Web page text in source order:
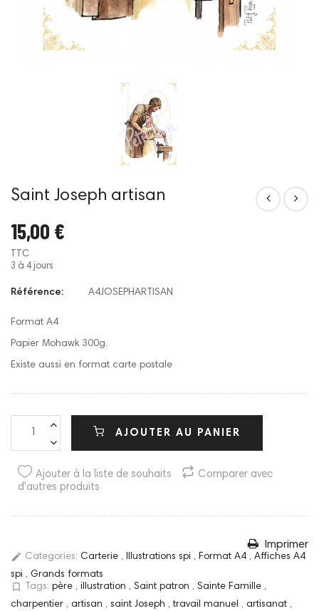
Saint Joseph artisan
15,00 €
TTC
3 à 4 jours
Référence: A4JOSEPHARTISAN
Format A4
Papier Mohawk 300g.
Existe aussi en format carte postale
AJOUTER AU PANIER
Ajouter à la liste de souhaits
Comparer avec
d'autres produits
Imprimer
edit Categories: Carterie , Illustrations spi , Format A4 , Affiches A4
spi , Grands formats
bookmark_border Tags: père , illustration , Saint patron , Sainte Famille ,
charpentier , artisan , saint Joseph , travail manuel , artisanat ,